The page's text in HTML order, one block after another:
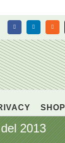
FacebookLinkedIn Rss
SHOP
2013